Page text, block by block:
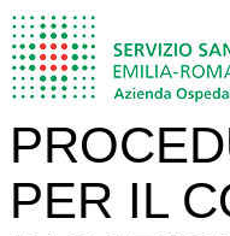
PER IL